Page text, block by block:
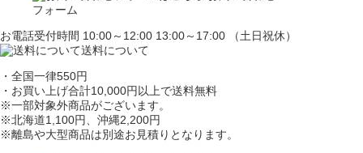
フォーム
お電話受付時間 10:00～12:00 13:00～17:00 （土日祝休）
送料について
・全国一律550円
・お買い上げ合計10,000円 以上で送料無料
※一部対象外商品がございます。
※北海道1,100円、沖縄2,200円
※離島や大型商品は別途お見積りとなります。